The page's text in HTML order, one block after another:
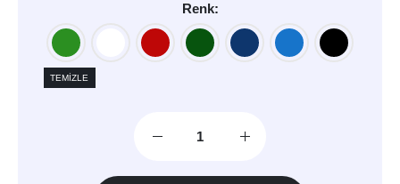
Renk
TEMIZLE